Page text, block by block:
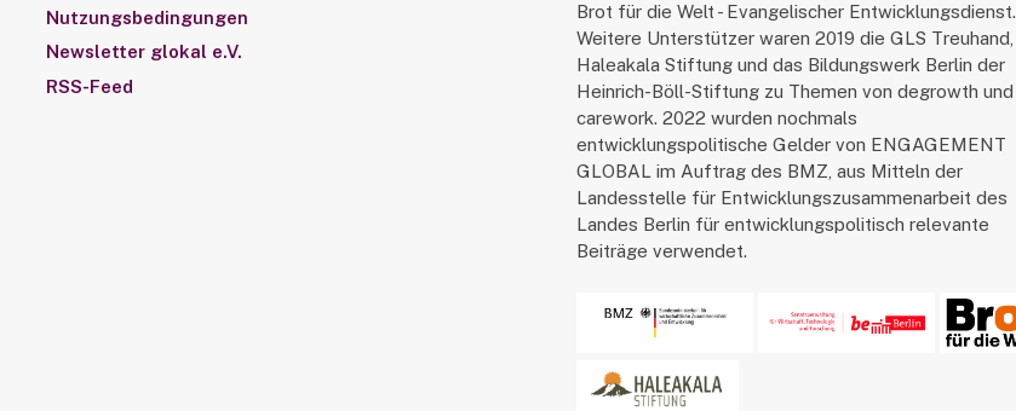
Nutzungsbedingungen
Newsletter glokal e.V.
RSS-Feed
Brot für die Welt - Evangelischer Entwicklungsdienst.
Weitere Unterstützer waren 2019 die GLS Treuhand,
Haleakala Stiftung und das Bildungswerk Berlin der
Heinrich-Böll-Stiftung zu Themen von degrowth und
carework. 2022 wurden nochmals
entwicklungspolitische Gelder von ENGAGEMENT
GLOBAL im Auftrag des BMZ, aus Mitteln der
Landesstelle für Entwicklungszusammenarbeit des
Landes Berlin für entwicklungspolitisch relevante
Beiträge verwendet.